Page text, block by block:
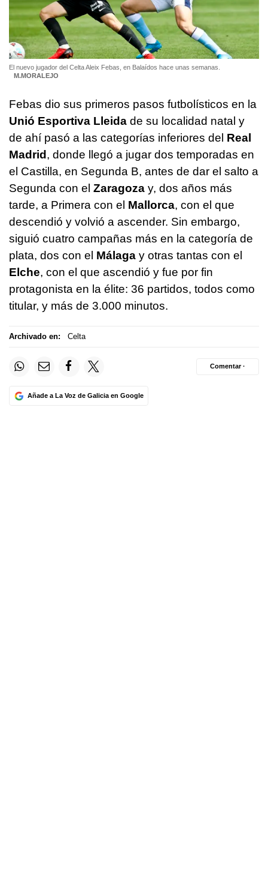
El nuevo jugador del Celta Aleix Febas, en Balaídos hace unas semanas.
M.MORALEJO
Febas dio sus primeros pasos futbolísticos en la
Unió Esportiva Lleida de su localidad natal y
de ahí pasó a las categorías inferiores del Real
Madrid , donde llegó a jugar dos temporadas en
el Castilla, en Segunda B, antes de dar el salto a
Segunda con el Zaragoza y, dos años más
tarde, a Primera con el Mallorca, con el que
descendió y volvió a ascender. Sin embargo,
siguió cuatro campañas más en la categoría de
plata, dos con el Málaga y otras tantas con el
Elche, con el que ascendió y fue por fin
protagonista en la élite: 36 partidos, todos como
titular, y más de 3.000 minutos.
Archivado en: Celta
Añade a La Voz de Galicia en Google
Comentar ·